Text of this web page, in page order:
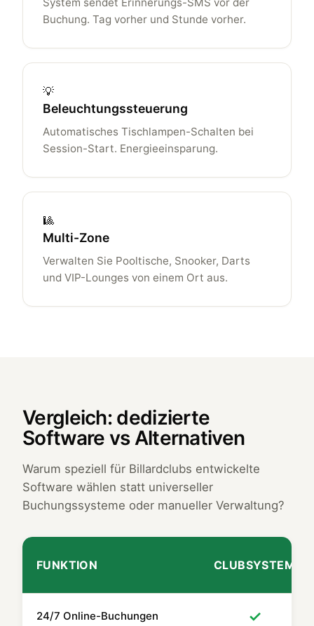
Buchung. Tag vorher und Stunde vorher.
💡
Beleuchtungssteuerung
Automatisches Tischlampen-Schalten bei
Session-Start. Energieeinsparung.
🎱
Multi-Zone
Verwalten Sie Pooltische, Snooker, Darts
und VIP-Lounges von einem Ort aus.
Vergleich: dedizierte
Software vs Alternativen
Warum speziell für Billardclubs entwickelte
Software wählen statt universeller
Buchungssysteme oder manueller Verwaltung?
FUNKTION CLUBSYSTEM
24/7 Online-Buchungen ✓